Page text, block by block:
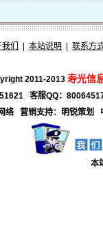
们 本站说明 联系方
2011-2013 寿光信
客服QQ：
络 营销支持： 明锐策划
本